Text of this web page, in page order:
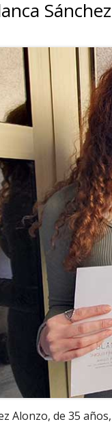
Alonzo, de 35